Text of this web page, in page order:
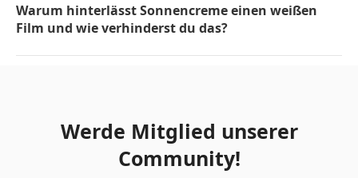
Warum hinterlässt Sonnencreme einen weißen
Film und wie verhinderst du das?
Werde Mitglied unserer
Community!